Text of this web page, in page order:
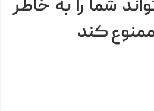
شما را به خاطر
ممنوع کند